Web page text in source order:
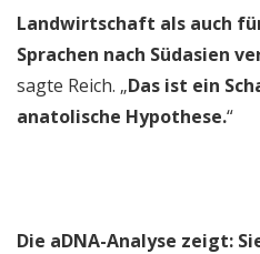
Landwirtschaft als auch
Sprachen nach Südasien
sagte Reich. „Das ist ein
anatolische Hypothese.“
Die aDNA-Analyse zeigt: